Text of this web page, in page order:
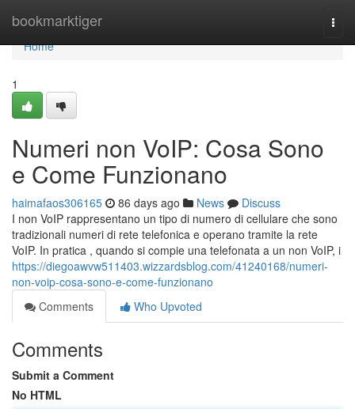
bookmarktiger
Home
Home
1
Numeri non VoIP: Cosa Sono
e Come Funzionano
haimafaos306165 86 days ago News
Discuss
I non VoIP rappresentano un tipo di numero di cellulare che sono
tradizionali numeri di rete telefonica e operano tramite la rete
VoIP. In pratica , quando si compie una telefonata a un non VoIP, i
https://diegoawvw511403.wizzardsblog.com/41240168/numeri-
non-voip-cosa-sono-e-come-funzionano
Comments
Who Upvoted
Comments
Submit a Comment
No HTML